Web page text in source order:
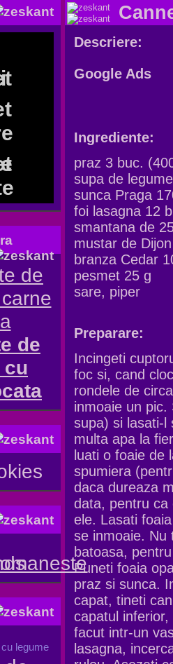
de
cu
legume
Descriere:
Google Ads
Ingrediente:
praz 3 buc.
supa de
sunca Praga
foi lasagna 12
smantana de
mustar de
branza Cedar
pesmet 25 g
sare, piper
Preparare:
Incingeti
foc si, cand
rondele de
inmoaie un
supa) si lasati-l
multa apa la
luati o foaie de
spumiera
daca dureaza
data, pentru ca
ele. Lasati
se inmoaie. Nu
batoasa,
Puneti foaia
praz si sunca.
capat, tineti
capatul
facut intr-un
lasagna,